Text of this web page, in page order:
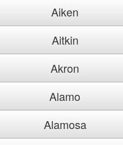
Aiken
Aitkin
Akron
Alamo
Alamosa